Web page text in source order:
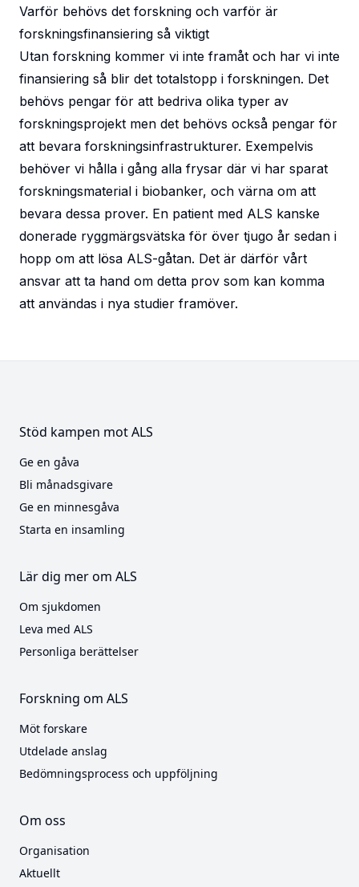
Varför behövs det forskning och varför är
forskningsfinansiering så viktigt
Utan forskning kommer vi inte framåt och har vi inte
finansiering så blir det totalstopp i forskningen. Det
behövs pengar för att bedriva olika typer av
forskningsprojekt men det behövs också pengar för
att bevara forskningsinfrastrukturer. Exempelvis
behöver vi hålla i gång alla frysar där vi har sparat
forskningsmaterial i biobanker, och värna om att
bevara dessa prover. En patient med ALS kanske
donerade ryggmärgsvätska för över tjugo år sedan i
hopp om att lösa ALS-gåtan. Det är därför vårt
ansvar att ta hand om detta prov som kan komma
att användas i nya studier framöver.
Stöd kampen mot ALS
Ge en gåva
Bli månadsgivare
Ge en minnesgåva
Starta en insamling
Lär dig mer om ALS
Om sjukdomen
Leva med ALS
Personliga berättelser
Forskning om ALS
Möt forskare
Utdelade anslag
Bedömningsprocess och uppföljning
Om oss
Organisation
Aktuellt